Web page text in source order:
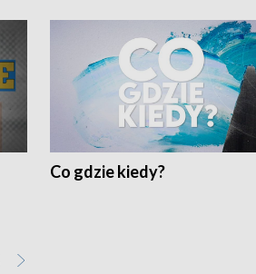
Co gdzie kiedy?